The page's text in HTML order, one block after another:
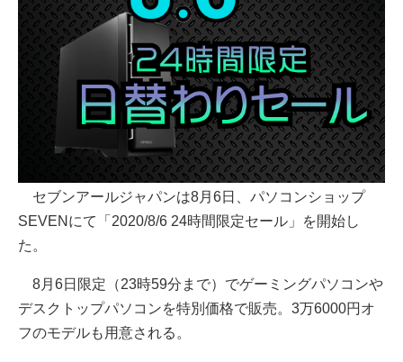
セブンアールジャパンは8月6日、パソコンショップ
SEVENにて「2020/8/6 24時間限定セール」を開始し
た。
8月6日限定（23時59分まで）でゲーミングパソコンや
デスクトップパソコンを特別価格で販売。3万6000円オ
フのモデルも用意される。